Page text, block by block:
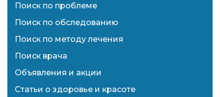
Поиск по проблеме
Поиск по обследованию
Поиск по методу лечения
Поиск врача
Объявления и акции
Статьи о здоровье и красоте